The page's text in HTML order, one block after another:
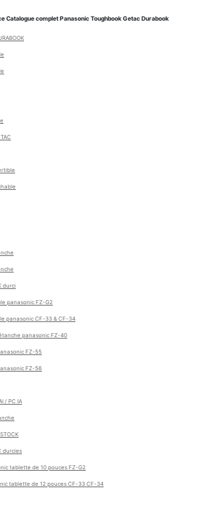
Catalogue complet Panasonic Toughbook Getac Durabook
durci
panasonic FZ-G2
panasonic CF-33 & CF-34
panasonic FZ-40
FZ-55
FZ-56
/ PC IA
durcies
tablette de 10 pouces FZ-G2
tablette de 12 pouces CF-33 CF-34